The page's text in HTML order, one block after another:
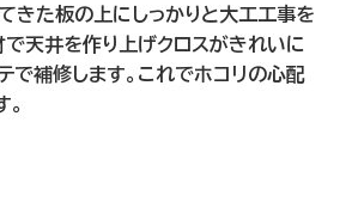
きた板の上にしっかりと大工工事を
で天井を作り上げクロスがきれいに
で補修します。これでホコリの心配